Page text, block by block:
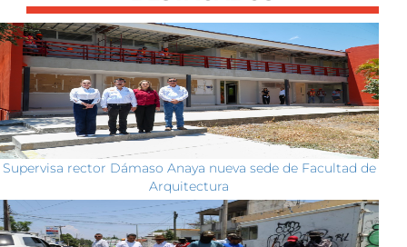
Supervisa rector Dámaso Anaya nueva sede de Facultad de
Arquitectura